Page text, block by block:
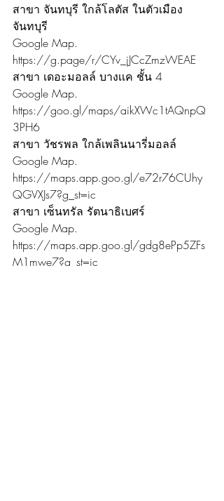
สาขา จันทบุรี ใกล้โลตัส ในตัวเมือง
จันทบุรี
Google Map.
https://g.page/r/CYv_jJCcZmzWEAE
สาขา เดอะมอลล์ บางเเค ชั้น 4
Google Map.
https://goo.gl/maps/aikXWc1tAQnpQ
3PH6
สาขา วัชรพล ใกล้เพลินนารี่มอลล์
Google Map.
https://maps.app.goo.gl/e72r76CUhy
QGVXJs7?g_st=ic
สาขา เซ็นทรัล รัตนาธิเบศร์
Google Map.
https://maps.app.goo.gl/gdg8ePp5ZFs
M1mwe7?g_st=ic